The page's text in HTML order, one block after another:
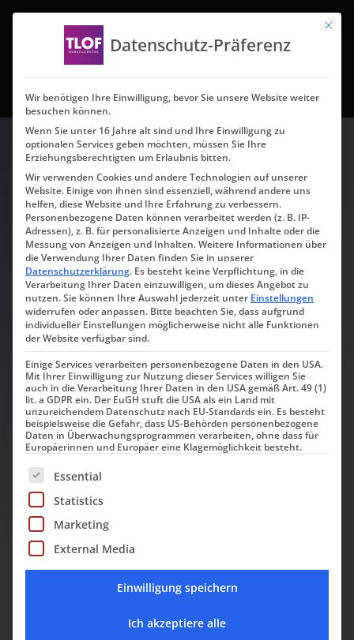
Ihr Name (Pflichtfeld)
Unternehmen (Pflichtfeld)
Ihre E-Mail-Adresse
(Pflichtfeld)
Betreff
Abteilung
Mit
Datenschutz-Präferenz
Wir benötigen Ihre Einwilligung, bevor Sie unsere Website weiter
besuchen können.
Wenn Sie unter 16 Jahre alt sind und Ihre Einwilligung zu
optionalen Services geben möchten, müssen Sie Ihre
Erziehungsberechtigten um Erlaubnis bitten.
Wir verwenden Cookies und andere Technologien auf unserer
Website. Einige von ihnen sind essenziell, während andere uns
helfen, diese Website und Ihre Erfahrung zu verbessern.
Personenbezogene Daten können verarbeitet werden (z. B. IP-
Adressen), z. B. für personalisierte Anzeigen und Inhalte oder die
Messung von Anzeigen und Inhalten.Weitere Informationen über
die Verwendung Ihrer Daten finden Sie in unserer
Datenschutzerklärung. Es besteht keine Verpflichtung, in die
Verarbeitung Ihrer Daten einzuwilligen, um dieses Angebot zu
nutzen.Sie können Ihre Auswahl jederzeit unter Einstellungen
widerrufen oder anpassen. Bitte beachten Sie, dass aufgrund
individueller Einstellungen möglicherweise nicht alle Funktionen
der Website verfügbar sind.
Einige Services verarbeiten personenbezogene Daten in den USA.
Mit Ihrer Einwilligung zur Nutzung dieser Services willigen Sie
auch in die Verarbeitung Ihrer Daten in den USA gemäß Art. 49 (1)
lit. a GDPR ein. Der EuGH stuft die USA als ein Land mit
unzureichendem Datenschutz nach EU-Standards ein. Es besteht
beispielsweise die Gefahr, dass US-Behörden personenbezogene
Daten in Überwachungsprogrammen verarbeiten, ohne dass für
Europäerinnen und Europäer eine Klagemöglichkeit besteht.
Es folgt eine Liste der Service-Gruppen, für die eine
Essential
Statistics
Marketing
External Media
Einwilligung speichern
Ich akzeptiere alle